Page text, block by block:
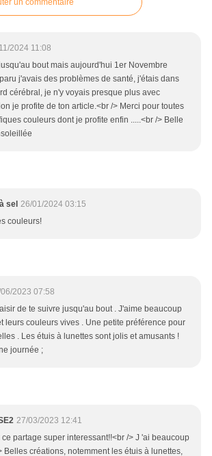
un commentaire
2024 11:08
bout mais aujourd'hui 1er Novembre
j'avais des problèmes de santé, j'étais dans
cérébral, je n'y voyais presque plus avec
je profite de ton article.<br /> Merci pour toutes
couleurs dont je profite enfin .....<br /> Belle
sel 26/01/2024 03:15
couleurs!
2023 07:58
de te suivre jusqu'au bout . J'aime beaucoup
leurs couleurs vives . Une petite préférence pour
. Les étuis à lunettes sont jolis et amusants !
journée ;
27/03/2023 12:41
ce partage super interessant!!<br /> J 'ai beaucoup
Belles créations, notemment les étuis à lunettes,